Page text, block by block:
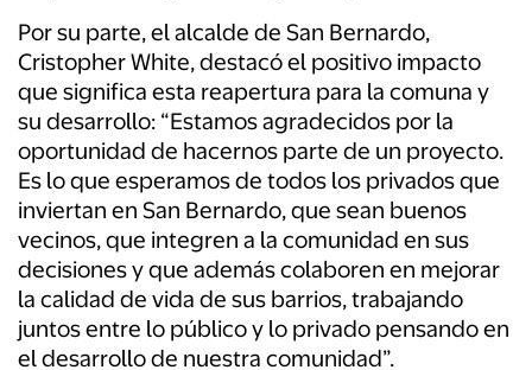
Por su parte, el alcalde de San Bernardo,
Cristopher White, destacó el positivo impacto
que significa esta reapertura para la comuna y
su desarrollo: “Estamos agradecidos por la
oportunidad de hacernos parte de un proyecto.
Es lo que esperamos de todos los privados que
inviertan en San Bernardo, que sean buenos
vecinos, que integren a la comunidad en sus
decisiones y que además colaboren en mejorar
la calidad de vida de sus barrios, trabajando
juntos entre lo público y lo privado pensando en
el desarrollo de nuestra comunidad”.